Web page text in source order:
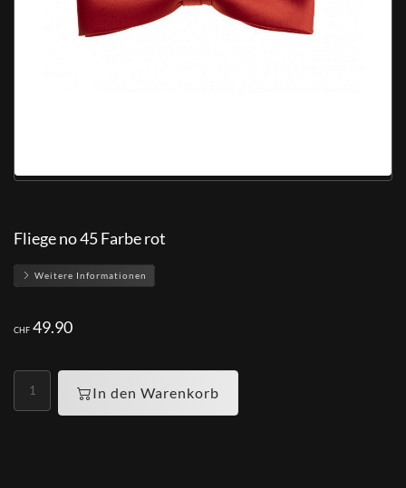
Fliege no 45 Farbe rot
Weitere Informationen
CHF 49.90
In den Warenkorb